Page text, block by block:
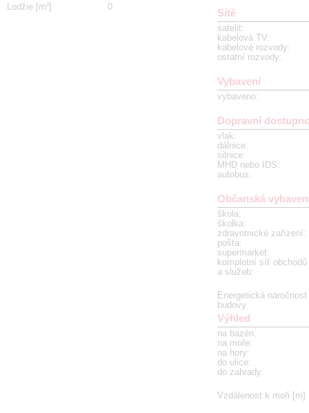
Lodžie [m²]
0
Sítě
satelit:
kabelová TV:
kabelové rozvody:
ostatní rozvody:
Vybavení
vybaveno:
Dopravní
vlak:
dálnice:
silnice:
MHD nebo IDS:
autobus:
Občanská
škola:
školka:
zdravotnické zařízení:
pošta:
supermarket:
kompletní síť obchodů
a služeb:
Energetická náročnost
budovy
Výhled
na bazén:
na moře:
na hory:
do ulice:
do zahrady:
Vzdálenost k moři [m]